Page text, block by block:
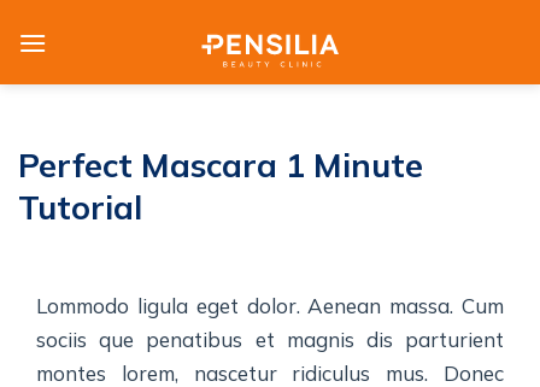
Perfect Mascara 1 Minute
Tutorial
Lommodo ligula eget dolor. Aenean massa. Cum
sociis que penatibus et magnis dis parturient
montes lorem, nascetur ridiculus mus. Donec